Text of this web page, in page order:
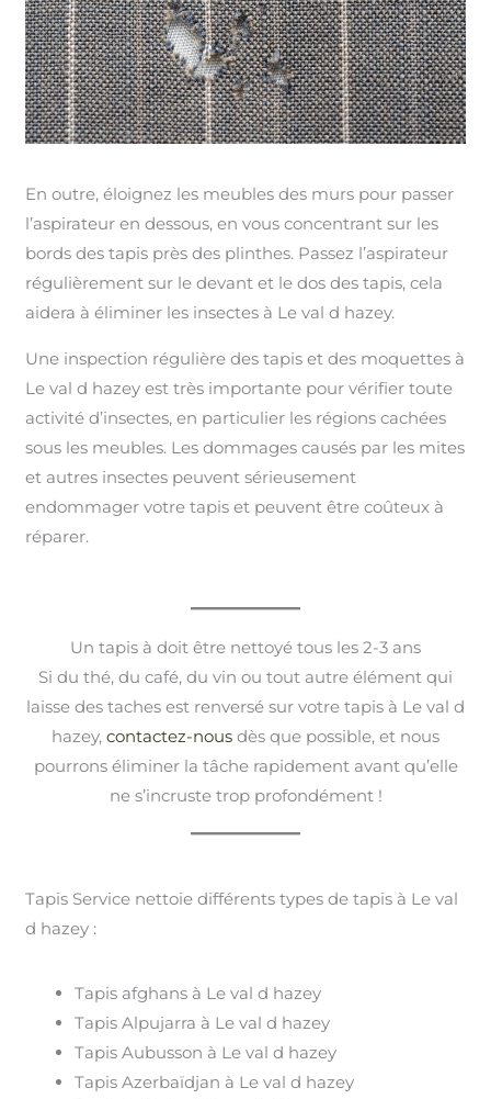
En outre, éloignez les meubles des murs pour passer
l’aspirateur en dessous, en vous concentrant sur les
bords des tapis près des plinthes. Passez l’aspirateur
régulièrement sur le devant et le dos des tapis, cela
aidera à éliminer les insectes à Le val d hazey.
Une inspection régulière des tapis et des moquettes à
Le val d hazey est très importante pour vérifier toute
activité d’insectes, en particulier les régions cachées
sous les meubles. Les dommages causés par les mites
et autres insectes peuvent sérieusement
endommager votre tapis et peuvent être coûteux à
réparer.
Un tapis à doit être nettoyé tous les 2-3 ans
Si du thé, du café, du vin ou tout autre élément qui
laisse des taches est renversé sur votre tapis à Le val d
hazey, contactez-nous dès que possible, et nous
pourrons éliminer la tâche rapidement avant qu’elle
ne s’incruste trop profondément !
Tapis Service nettoie différents types de tapis à Le val
d hazey :
Tapis afghans à Le val d hazey
Tapis Alpujarra à Le val d hazey
Tapis Aubusson à Le val d hazey
Tapis Azerbaïdjan à Le val d hazey